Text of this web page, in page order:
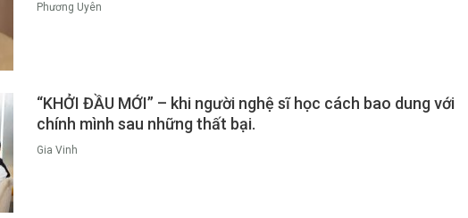
Phương Uyên
“KHỞI ĐẦU MỚI” – khi người nghệ sĩ học cách bao dung với
chính mình sau những thất bại.
Gia Vinh